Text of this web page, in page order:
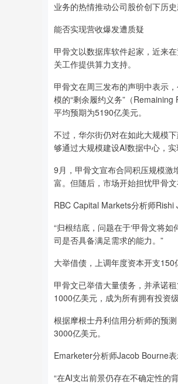
业务的热情推动公司股价创下历史
能否实现营收爆发遭质疑
甲骨文以数据库软件起家，近来
关工作提供算力支持。
甲骨文在周三发布的声明中表示
模的“剩余履约义务”（
平均预期为5190亿美元。
不过，华尔街仍对在如此大规模
够通过大规模建设AI数据中心，实
9月，甲骨文宣布合同积压规模激
富。但随后，市场开始担忧甲骨
RBC Capital Markets分析师Rishi
“归根结底，问题在于‘甲骨文将
司是否具备满足需求的能力。”
大举借债，上调年度资本开支150
甲骨文已举借大量债务，并承诺
1000亿美元，成为所有拥有投资
根据摩根士丹利信用分析师的预
3000亿美元。
Emarketer分析师Jacob Bourne表
“在AI支出前景仍存在不确定性的